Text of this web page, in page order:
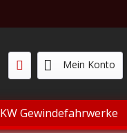
Mein Konto
KW Gewindefahrwerke